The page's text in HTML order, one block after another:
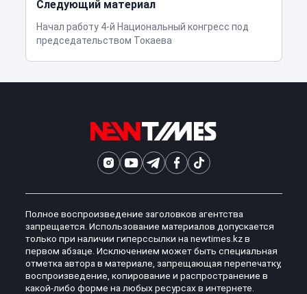
Следующий материал
Начал работу 4-й Национальный конгресс под
председательством Токаева
Полное воспроизведение заголовков агентства
запрещается. Использование материалов допускается
только при наличии гиперссылки на newtimes.kz в
первом абзаце. Исключением может быть специальная
отметка автора в материале, запрещающая перепечатку,
воспроизведение, копирование и распространение в
какой-либо форме на любых ресурсах в интернете.